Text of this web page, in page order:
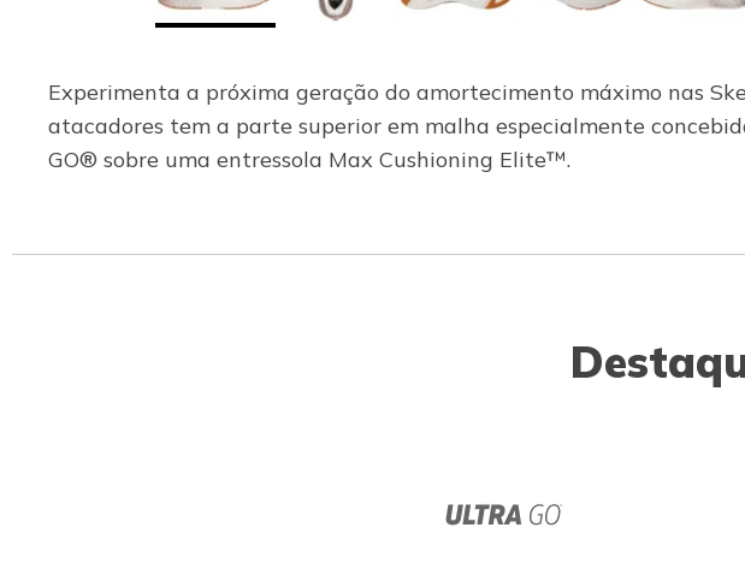
Experimenta a próxima geração do amortecimento máximo nas
atacadores tem a parte superior em malha especialmente
GO® sobre uma entressola Max Cushioning Elite™.